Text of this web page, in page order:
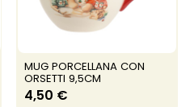
MUG PORCELLANA CON
ORSETTI 9,5CM
4,50 €